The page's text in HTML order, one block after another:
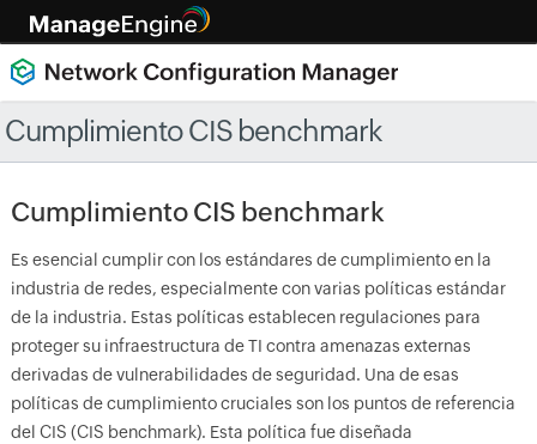
Cumplimiento CIS benchmark
Cumplimiento CIS benchmark
Es esencial cumplir con los estándares de cumplimiento en la
industria de redes, especialmente con varias políticas estándar
de la industria. Estas políticas establecen regulaciones para
proteger su infraestructura de TI contra amenazas externas
derivadas de vulnerabilidades de seguridad. Una de esas
políticas de cumplimiento cruciales son los puntos de referencia
del CIS (CIS benchmark). Esta política fue diseñada